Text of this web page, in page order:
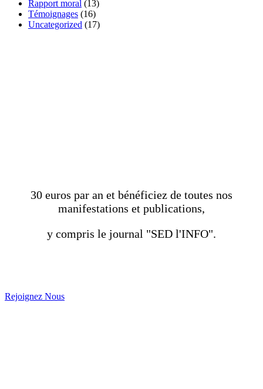
Rapport moral (13)
Témoignages (16)
Uncategorized (17)
30 euros par an et bénéficiez de toutes nos
manifestations et publications,
y compris le journal "SED l'INFO".
Rejoignez Nous